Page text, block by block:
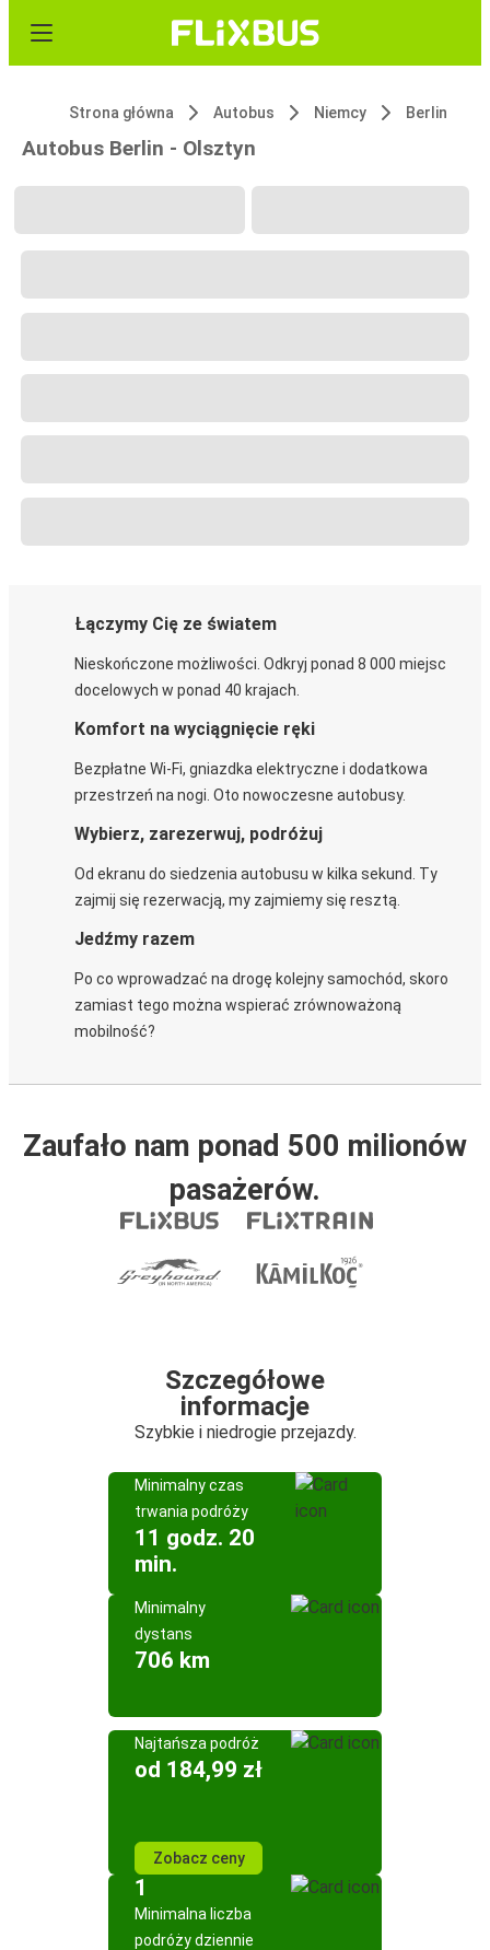
Strona główna Autobus Niemcy Berlin
Autobus Berlin - Olsztyn
Łączymy Cię ze światem
Nieskończone możliwości. Odkryj ponad 8 000 miejsc
docelowych w ponad 40 krajach.
Komfort na wyciągnięcie ręki
Bezpłatne Wi-Fi, gniazdka elektryczne i dodatkowa
przestrzeń na nogi. Oto nowoczesne autobusy.
Wybierz, zarezerwuj, podróżuj
Od ekranu do siedzenia autobusu w kilka sekund. Ty
zajmij się rezerwacją, my zajmiemy się resztą.
Jedźmy razem
Po co wprowadzać na drogę kolejny samochód, skoro
zamiast tego można wspierać zrównoważoną
mobilność?
Zaufało nam ponad 500 milionów
pasażerów.
Szczegółowe
informacje
Szybkie i niedrogie przejazdy.
Minimalny czas
trwania podróży
11 godz. 20
min.
Minimalny
dystans
706 km
Najtańsza podróż
od 184,99 zł
Zobacz ceny
1
Minimalna liczba
podróży dziennie